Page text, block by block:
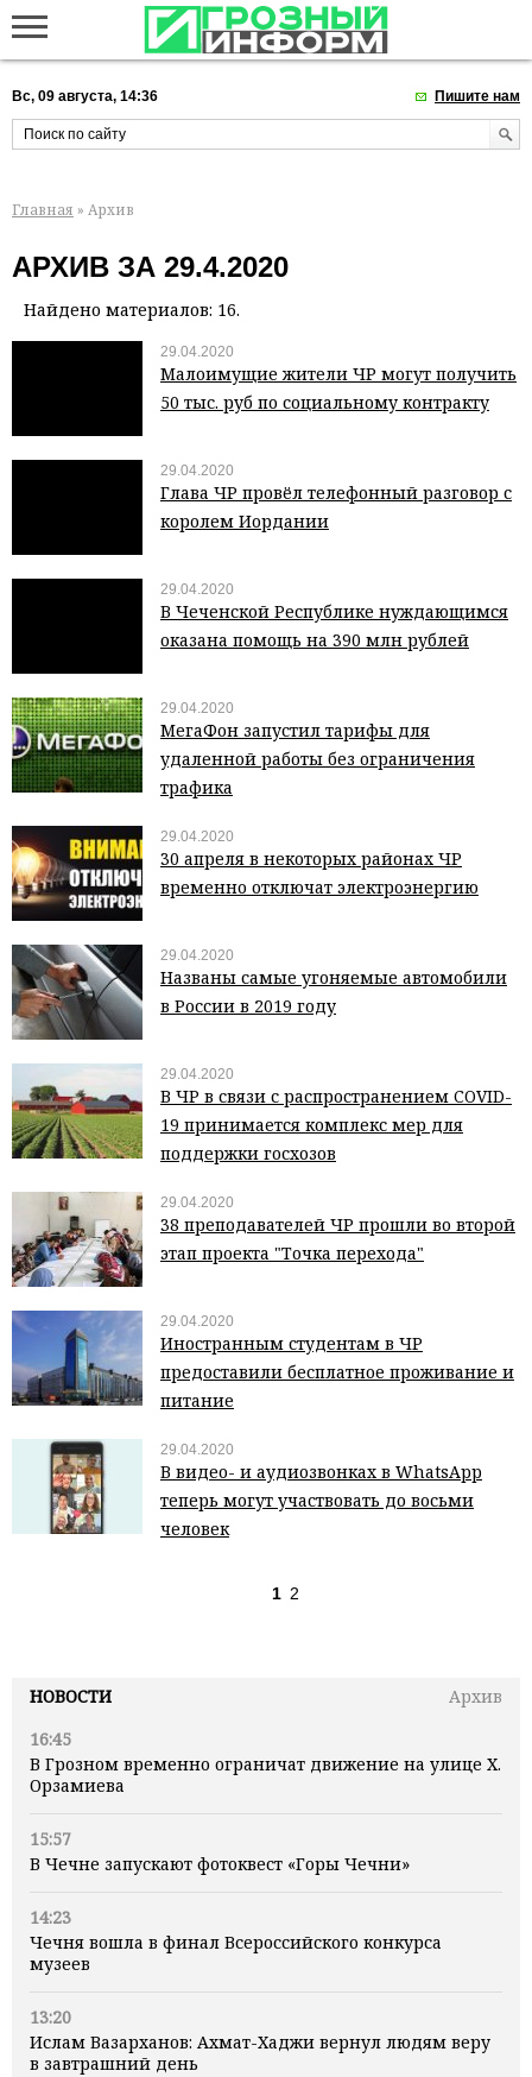
Вс, 09 августа, 14:36 Пишите нам
НОВОСТИ
Архив
16:45
В Грозном временно ограничат движение на улице Х.
Орзамиева
15:57
В Чечне запускают фотоквест «Горы Чечни»
14:23
Чечня вошла в финал Всероссийского конкурса
музеев
13:20
Ислам Вазарханов: Ахмат-Хаджи вернул людям веру
в завтрашний день
Главная » Архив
АРХИВ ЗА 29.4.2020
Найдено материалов: 16.
29.04.2020
Малоимущие жители ЧР могут получить
50 тыс. руб по социальному контракту
29.04.2020
Глава ЧР провёл телефонный разговор с
королем Иордании
29.04.2020
В Чеченской Республике нуждающимся
оказана помощь на 390 млн рублей
29.04.2020
МегаФон запустил тарифы для
удаленной работы без ограничения
трафика
29.04.2020
30 апреля в некоторых районах ЧР
временно отключат электроэнергию
29.04.2020
Названы самые угоняемые автомобили
в России в 2019 году
29.04.2020
В ЧР в связи с распространением COVID-
19 принимается комплекс мер для
поддержки госхозов
29.04.2020
38 преподавателей ЧР прошли во второй
этап проекта "Точка перехода"
29.04.2020
Иностранным студентам в ЧР
предоставили бесплатное проживание и
питание
29.04.2020
В видео- и аудиозвонках в WhatsApp
теперь могут участвовать до восьми
человек
1 2